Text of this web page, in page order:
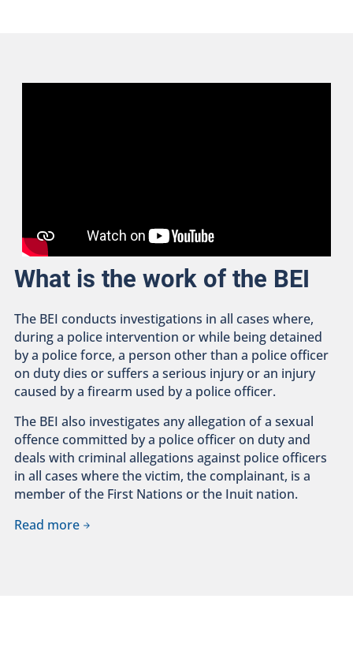
What is the work of the BEI
The BEI conducts investigations in all cases where,
during a police intervention or while being detained
by a police force, a person other than a police officer
on duty dies or suffers a serious injury or an injury
caused by a firearm used by a police officer.
The BEI also investigates any allegation of a sexual
offence committed by a police officer on duty and
deals with criminal allegations against police officers
in all cases where the victim, the complainant, is a
member of the First Nations or the Inuit nation.
Read more